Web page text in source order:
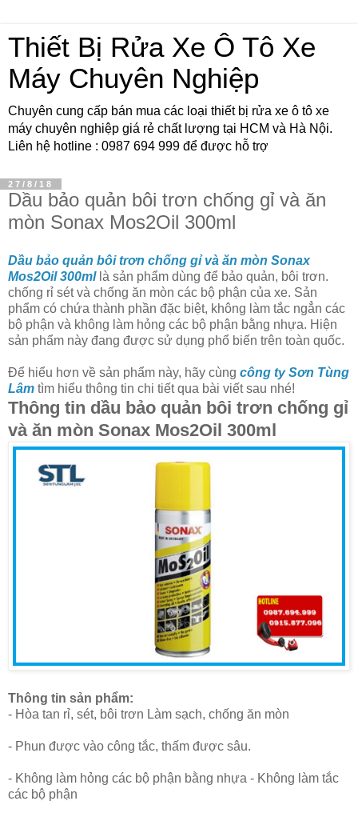
Thiết Bị Rửa Xe Ô Tô Xe
Máy Chuyên Nghiệp
Chuyên cung cấp bán mua các loại thiết bị rửa xe ô tô xe
máy chuyên nghiệp giá rẻ chất lượng tại HCM và Hà Nội.
Liên hệ hotline : 0987 694 999 để được hỗ trợ
27/8/18
Dầu bảo quản bôi trơn chống gỉ và ăn
mòn Sonax Mos2Oil 300ml
Dầu bảo quản bôi trơn chống gỉ và ăn mòn Sonax
Mos2Oil 300mllà sản phẩm dùng để bảo quản, bôi trơn.
chống rỉ sét và chống ăn mòn các bộ phận của xe. Sản
phẩm có chứa thành phần đặc biệt, không làm tắc ngẳn các
bộ phận và không làm hỏng các bộ phận bằng nhựa. Hiện
sản phẩm này đang được sử dụng phổ biến trên toàn quốc.
Để hiểu hơn về sản phẩm này, hãy cùng công ty Sơn Tùng
Lâm tìm hiểu thông tin chi tiết qua bài viết sau nhé!
Thông tin dầu bảo quản bôi trơn chống gỉ
và ăn mòn Sonax Mos2Oil 300ml
Thông tin sản phẩm:
- Hòa tan rỉ, sét, bôi trơn Làm sạch, chống ăn mòn
- Phun được vào công tắc, thấm được sâu.
- Không làm hỏng các bộ phận bằng nhựa - Không làm tắc
các bộ phận